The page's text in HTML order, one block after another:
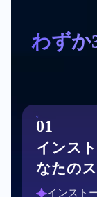
わずか
01
インス
なたのス
インスト